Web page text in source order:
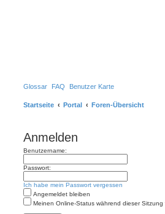
Glossar FAQ Benutzer Karte
Startseite Portal Foren-Übersicht
Anmelden
Benutzername:
Passwort:
Ich habe mein Passwort vergessen
Angemeldet bleiben
Meinen Online-Status während dieser Sitzung